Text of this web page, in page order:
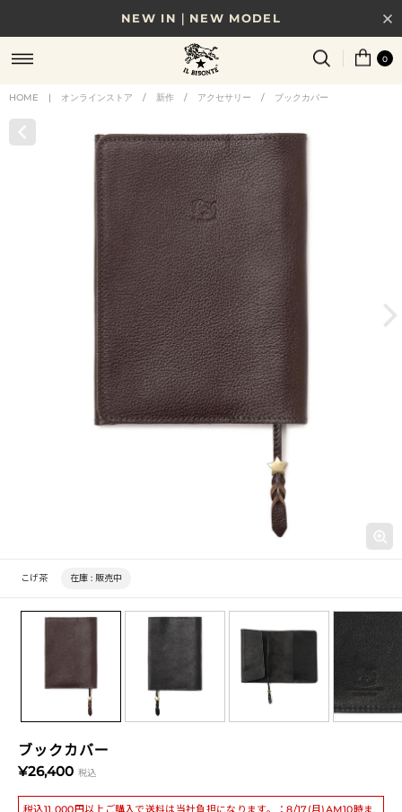
NEW IN｜NEW MODEL
8/17(月)10時まで｜税込11,000円以上で送料無料
贈る相手やシーンから選べる、新しいギフトガイド
0
HOME | オンラインストア / 新作 / アクセサリー / ブックカバー
ブックカバー
¥26,400 税込
税込11,000円以上ご購入で送料は当社負担になります。：8/17(月)AM10時ま
こげ茶 在庫 : 販売中